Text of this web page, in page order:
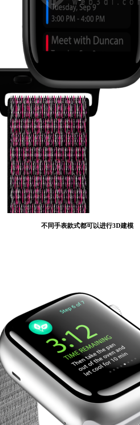
不同手表款式都可以进行3D建模